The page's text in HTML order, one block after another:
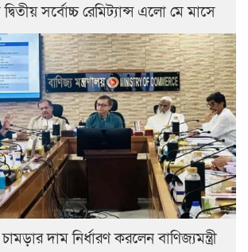
সর্বোচ্চ রেমিট্যান্স এলো মে মাসে
দাম নির্ধারণ করলেন বাণিজ্যমন্ত্রী